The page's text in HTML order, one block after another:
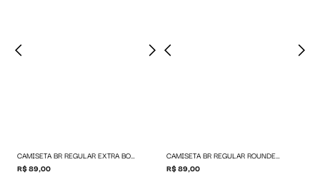
CAMISETA BR REGULAR EXTRA BOLD LOGO
R$ 89,00
CAMISETA BR REGULAR ROUNDED LOGO
R$ 89,00